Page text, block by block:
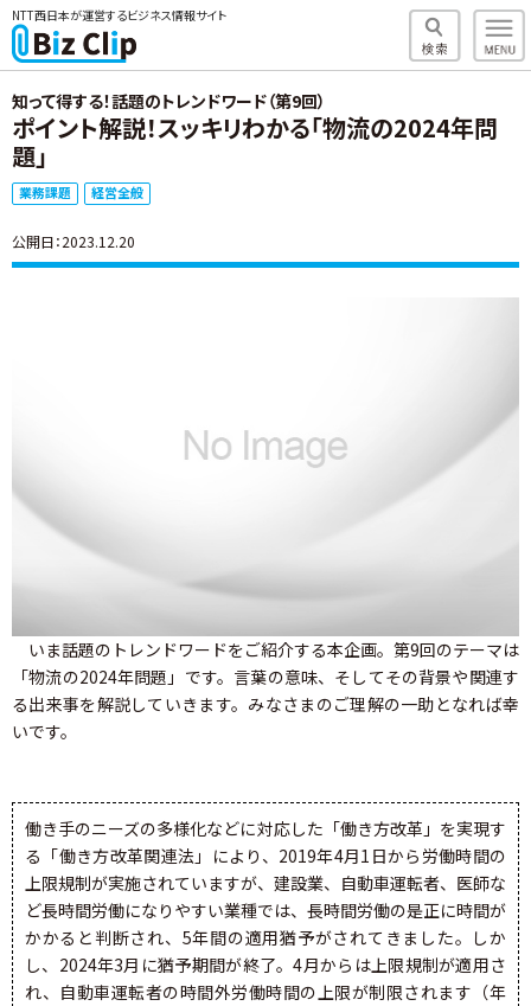
NTT西日本が運営するビジネス情報サイト
知って得する！話題のトレンドワード（第9回）
ポイント解説！スッキリわかる「物流の2024年問
題」
業務課題 経営全般
公開日：2023.12.20
いま話題のトレンドワードをご紹介する本企画。第9回のテーマは
「物流の2024年問題」です。言葉の意味、そしてその背景や関連す
る出来事を解説していきます。みなさまのご理解の一助となれば幸
いです。
働き手のニーズの多様化などに対応した「働き方改革」を実現す
る「働き方改革関連法」により、2019年4月1日から労働時間の
上限規制が実施されていますが、建設業、自動車運転者、医師な
ど長時間労働になりやすい業種では、長時間労働の是正に時間が
かかると判断され、5年間の適用猶予がされてきました。しか
し、2024年3月に猶予期間が終了。4月からは上限規制が適用さ
れ、自動車運転者の時間外労働時間の上限が制限されます（年